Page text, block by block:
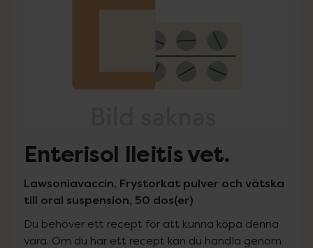
Enterisol Ileitis vet.
Lawsoniavaccin, Frystorkat pulver och vätska
till oral suspension, 50 dos(er)
Du behöver ett recept för att kunna köpa denna
vara. Om du har ett recept kan du handla genom